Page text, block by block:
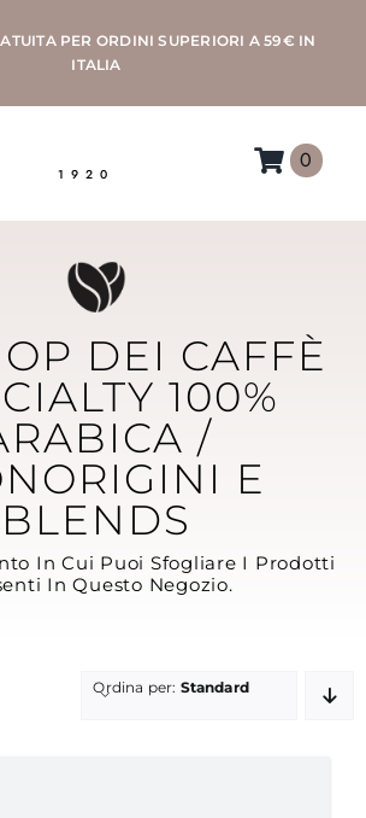
PER ORDINI SUPERIORI A 59€ IN
ITALIA
1920
(IL MIO ACCOUNT)
0
DEI CAFFÈ
100%
/
E
BLENDS
In Cui Puoi Sfogliare I Prodotti
In Questo Negozio.
Ordina per: Standard